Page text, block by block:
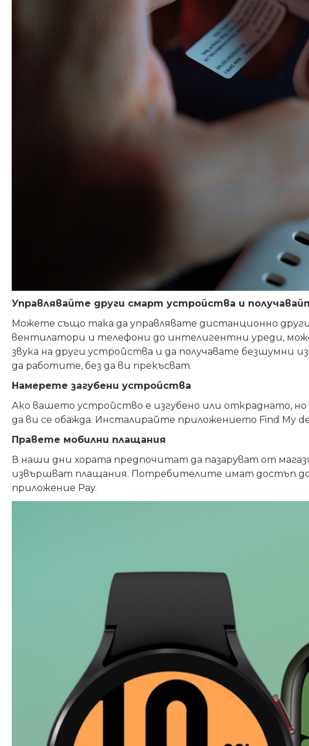
Управлявайте други смарт устройства и
Можете също така да управлявате дистанционно
вентилатори и телефони до интелигентни уреди,
звука на други устройства и да получавате безшумни
да работите, без да ви прекъсват.
Намерете загубени устройства
Ако вашето устройство е изгубено или откраднато, но
да ви се обажда. Инсталирайте приложението Find My
Правете мобилни плащания
В наши дни хората предпочитат да пазаруват от
извършват плащания. Потребителите имат достъп
приложение Pay.